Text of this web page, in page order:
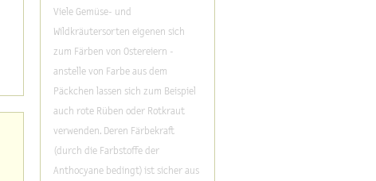
Viele Gemüse- und
Wildkräutersorten eigenen sich
zum Färben von Ostereiern -
anstelle von Farbe aus dem
Päckchen lassen sich zum Beispiel
auch rote Rüben oder Rotkraut
verwenden. Deren Färbekraft
(durch die Farbstoffe der
Anthocyane bedingt) ist sicher aus